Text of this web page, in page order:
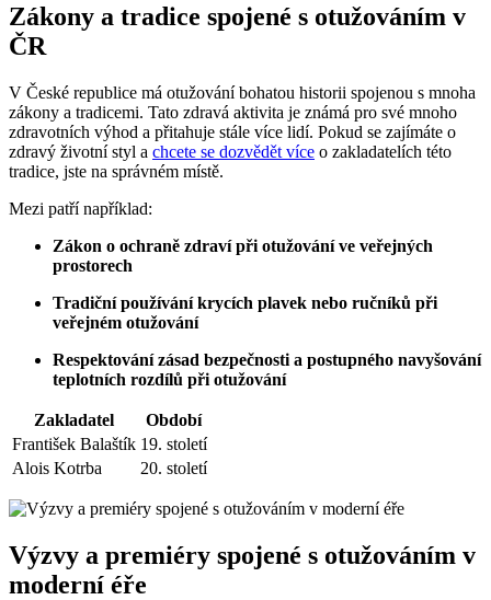
Zákony a tradice spojené s otužováním v
ČR
V České republice má otužování bohatou historii spojenou s mnoha
zákony a tradicemi. Tato zdravá aktivita je známá pro své mnoho
zdravotních výhod a přitahuje stále více lidí. Pokud se zajímáte o
zdravý životní styl a chcete se dozvědět více o zakladatelích této
tradice, jste na správném místě.
Mezi patří například:
Zákon o ochraně zdraví při otužování ve veřejných
prostorech
Tradiční používání krycích plavek nebo ručníků při
veřejném otužování
Respektování zásad bezpečnosti a postupného navyšování
teplotních rozdílů při otužování
Zakladatel
Období
František Balaštík 19. století
Alois Kotrba
20. století
Výzvy a premiéry spojené s otužováním v
moderní éře